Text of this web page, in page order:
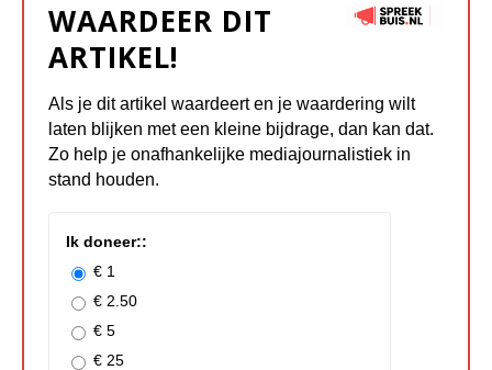
WAARDEER DIT
ARTIKEL!
Als je dit artikel waardeert en je waardering wilt
laten blijken met een kleine bijdrage, dan kan dat.
Zo help je onafhankelijke mediajournalistiek in
stand houden.
Ik doneer::
€ 1
€ 2.50
€ 5
€ 25